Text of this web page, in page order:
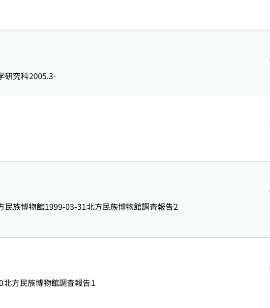
研究科2005.3-
民族博物館1999-03-31北方民族博物館調査報告2
北方民族博物館調査報告1